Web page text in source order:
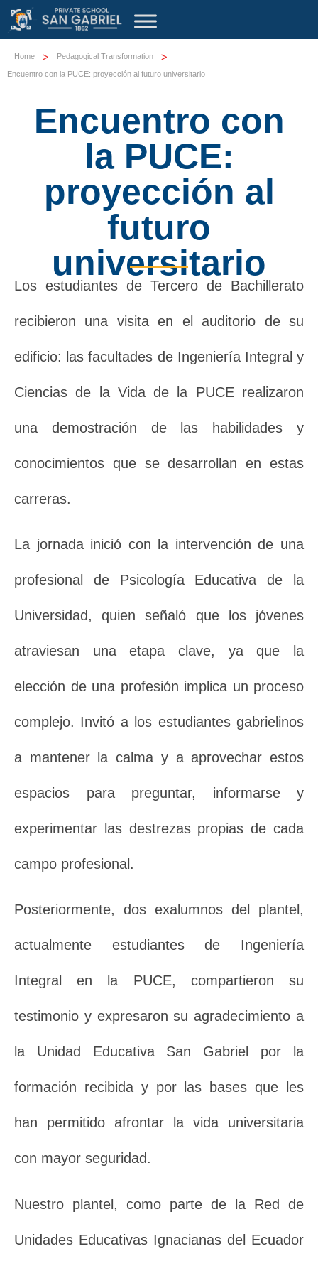
Home > Pedagogical Transformation >
Encuentro con la PUCE: proyección al futuro universitario
Encuentro con
la PUCE:
proyección al
futuro
universitario
Los estudiantes de Tercero de Bachillerato
recibieron una visita en el auditorio de su
edificio: las facultades de Ingeniería Integral y
Ciencias de la Vida de la PUCE realizaron
una demostración de las habilidades y
conocimientos que se desarrollan en estas
carreras.
La jornada inició con la intervención de una
profesional de Psicología Educativa de la
Universidad, quien señaló que los jóvenes
atraviesan una etapa clave, ya que la
elección de una profesión implica un proceso
complejo. Invitó a los estudiantes gabrielinos
a mantener la calma y a aprovechar estos
espacios para preguntar, informarse y
experimentar las destrezas propias de cada
campo profesional.
Posteriormente, dos exalumnos del plantel,
actualmente estudiantes de Ingeniería
Integral en la PUCE, compartieron su
testimonio y expresaron su agradecimiento a
la Unidad Educativa San Gabriel por la
formación recibida y por las bases que les
han permitido afrontar la vida universitaria
con mayor seguridad.
Nuestro plantel, como parte de la Red de
Unidades Educativas Ignacianas del Ecuador